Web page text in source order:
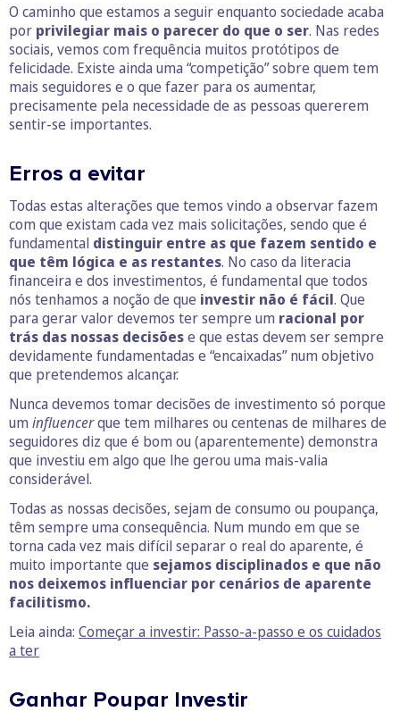
O caminho que estamos a seguir enquanto sociedade acaba
por privilegiar mais o parecer do que o ser. Nas redes
sociais, vemos com frequência muitos protótipos de
felicidade. Existe ainda uma “competição” sobre quem tem
mais seguidores e o que fazer para os aumentar,
precisamente pela necessidade de as pessoas quererem
sentir-se importantes.
Erros a evitar
Todas estas alterações que temos vindo a observar fazem
com que existam cada vez mais solicitações, sendo que é
fundamental distinguir entre as que fazem sentido e
que têm lógica e as restantes. No caso da literacia
financeira e dos investimentos, é fundamental que todos
nós tenhamos a noção de que investir não é fácil. Que
para gerar valor devemos ter sempre um racional por
trás das nossas decisõese que estas devem ser sempre
devidamente fundamentadas e “encaixadas” num objetivo
que pretendemos alcançar.
Nunca devemos tomar decisões de investimento só porque
um influencerque tem milhares ou centenas de milhares de
seguidores diz que é bom ou (aparentemente) demonstra
que investiu em algo que lhe gerou uma mais-valia
considerável.
Todas as nossas decisões, sejam de consumo ou poupança,
têm sempre uma consequência. Num mundo em que se
torna cada vez mais difícil separar o real do aparente, é
muito importante que sejamos disciplinados e que não
nos deixemos influenciar por cenários de aparente
facilitismo.
Leia ainda: Começar a investir: Passo-a-passo e os cuidados
a ter
Ganhar Poupar Investir